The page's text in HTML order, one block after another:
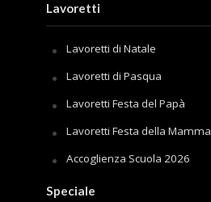
Lavoretti
Lavoretti di Natale
Lavoretti di Pasqua
Lavoretti Festa del Papà
Lavoretti Festa della Mamma
Accoglienza Scuola 2026
Speciale